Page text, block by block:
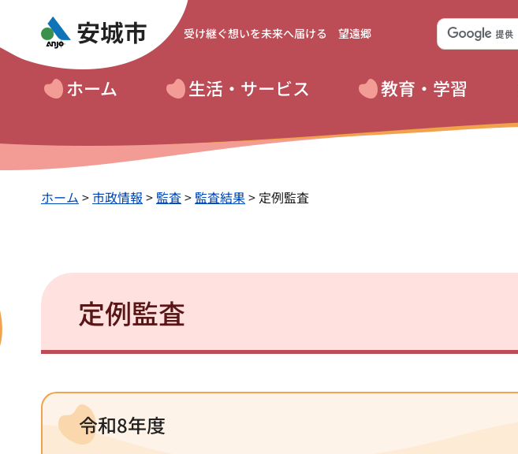
受け継ぐ想いを未来へ届ける 望遠郷
ホーム 生活・サービス 教育・学習
ホーム >市政情報 > 監査> 監査結果> 定例監査
定例監査
令和8年度